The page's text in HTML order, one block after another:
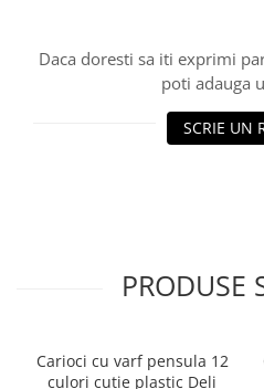
Penare
Pahare și palete pictură
Cărți de colorat
Daca doresti sa iti exprimi
poti adauga
SCRIE UN
PRODUSE
Carioci cu varf pensula 12
culori cutie plastic Deli